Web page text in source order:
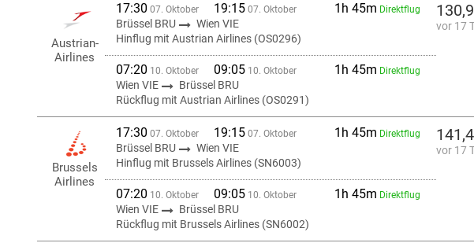
17:30 07. Oktober 19:15 07. Oktober 1h 45m Direktflug
Brüssel BRU
Wien VIE
Hinflug mit Austrian Airlines (OS0296)
07:20 10. Oktober 09:05 10. Oktober 1h 45m Direktflug
Wien VIE
Brüssel BRU
Rückflug mit Austrian Airlines (OS0291)
Austrian-
Airlines
vor 17
17:30 07. Oktober 19:15 07. Oktober 1h 45m Direktflug
Brüssel BRU
Wien VIE
Hinflug mit Brussels Airlines (SN6003)
07:20 10. Oktober 09:05 10. Oktober 1h 45m Direktflug
Wien VIE
Brüssel BRU
Rückflug mit Brussels Airlines (SN6002)
Brussels
Airlines
vor 17